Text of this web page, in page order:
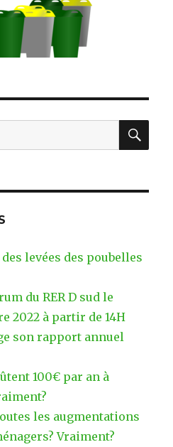
levées des poubelles
du RER D sud le
2022 à partir de 14H
son rapport annuel
100€ par an à
les augmentations
Vraiment?